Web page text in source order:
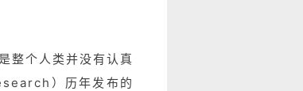
整个人类并没有认真
）历年发布的